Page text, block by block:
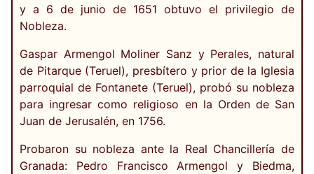
y a 6 de junio de 1651 obtuvo el privilegio de
Nobleza.
Gaspar Armengol Moliner Sanz y Perales, natural
de Pitarque (Teruel), presbítero y prior de la Iglesia
parroquial de Fontanete (Teruel), probó su nobleza
para ingresar como religioso en la Orden de San
Juan de Jerusalén, en 1756.
Probaron su nobleza ante la Real Chancillería de
Granada: Pedro Francisco Armengol y Biedma,